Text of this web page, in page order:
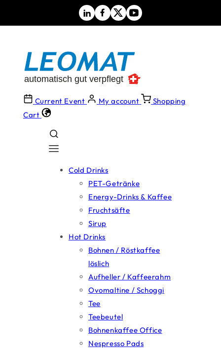
Current Event My account
Shopping
Cart
Cold Drinks
PET-Getränke
Energy-Drinks & Kaffee
Fruchtsäfte
Sirup
Hot Drinks
Bohnen / Röstkaffee
löslich
Aufheller / Kaffeerahm
Ovomaltine / Schoggi
Tee
Teebeutel
Bohnenkaffee Office
Nespresso Pads